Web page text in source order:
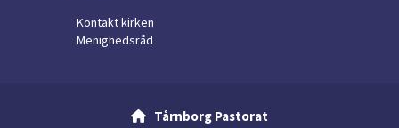
Kontakt kirken
Menighedsråd
 Tårnborg Pastorat